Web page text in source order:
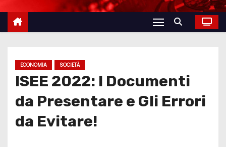
ECONOMIA SOCIETÀ
ISEE 2022: I Documenti
da Presentare e Gli Errori
da Evitare!